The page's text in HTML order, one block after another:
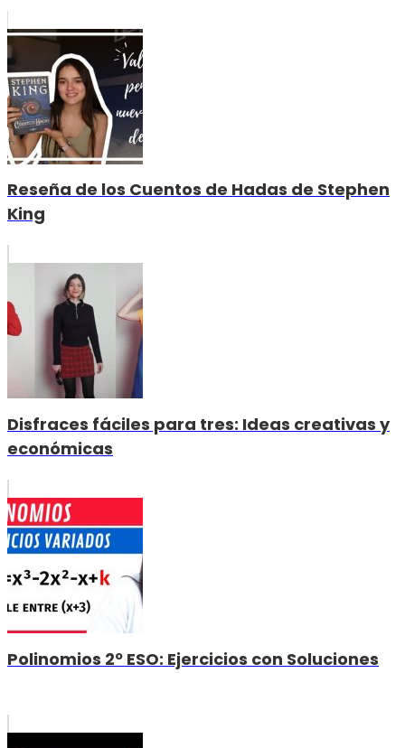
Reseña de los Cuentos de Hadas de Stephen
King
Disfraces fáciles para tres: Ideas creativas y
económicas
Polinomios 2º ESO: Ejercicios con Soluciones